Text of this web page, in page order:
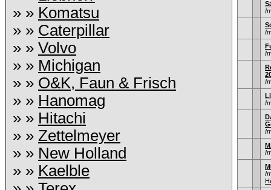
» » Komatsu
» » Caterpillar
» » Volvo
» » Michigan
» » O&K, Faun & Frisch
» » Hanomag
» » Hitachi
» » Zettelmeyer
» » New Holland
» » Kaelble